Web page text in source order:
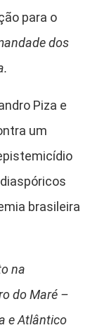
para o
dos
Piza e
um
brasileira
na
do Maré –
e Atlântico